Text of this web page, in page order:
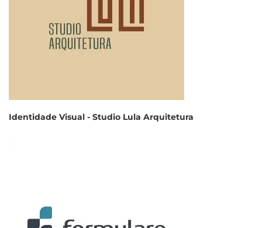
Identidade Visual - Studio Lula Arquitetura